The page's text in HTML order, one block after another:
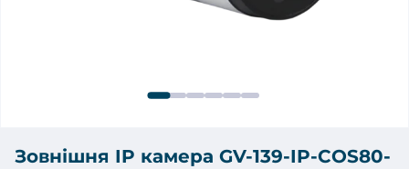
Зовнішня IP камера GV-139-IP-COS80-